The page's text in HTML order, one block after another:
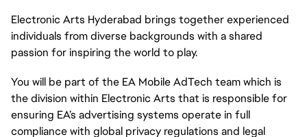
Electronic Arts Hyderabad brings together experienced
individuals from diverse backgrounds with a shared
passion for inspiring the world to play.
You will be part of the EA Mobile AdTech team which is
the division within Electronic Arts that is responsible for
ensuring EA’s advertising systems operate in full
compliance with global privacy regulations and legal